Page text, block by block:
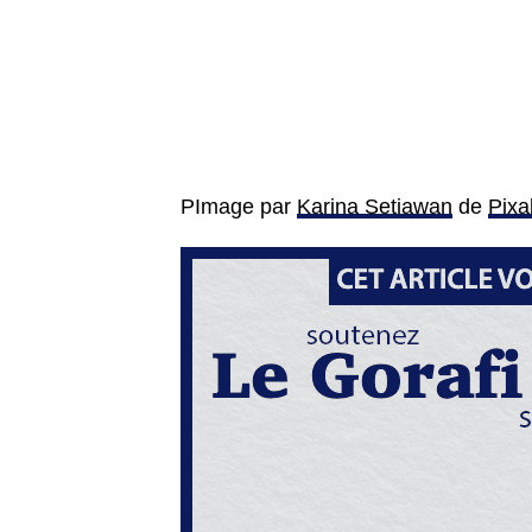
PImage par Karina Setiawan de